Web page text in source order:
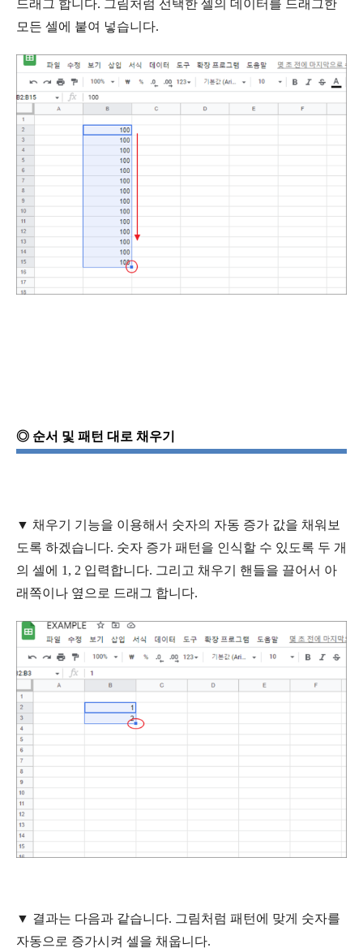
드래그 합니다. 그림처럼 선택한 셀의 데이터를 드래그한
모든 셀에 붙여 넣습니다.
◎ 순서 및 패턴 대로 채우기
▼ 채우기 기능을 이용해서 숫자의 자동 증가 값을 채워보
도록 하겠습니다. 숫자 증가 패턴을 인식할 수 있도록 두 개
의 셀에 1, 2 입력합니다. 그리고 채우기 핸들을 끌어서 아
래쪽이나 옆으로 드래그 합니다.
▼ 결과는 다음과 같습니다. 그림처럼 패턴에 맞게 숫자를
자동으로 증가시켜 셀을 채웁니다.